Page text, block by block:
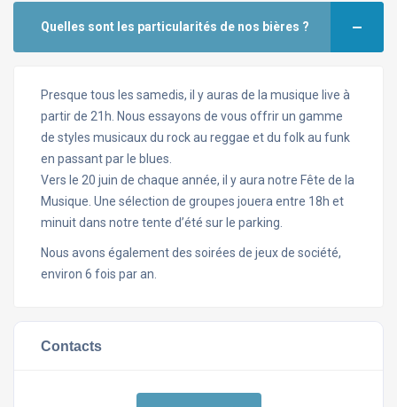
Quelles sont les particularités de nos bières ?
Presque tous les samedis, il y auras de la musique live à
partir de 21h. Nous essayons de vous offrir un gamme
de styles musicaux du rock au reggae et du folk au funk
en passant par le blues.
Vers le 20 juin de chaque année, il y aura notre Fête de la
Musique. Une sélection de groupes jouera entre 18h et
minuit dans notre tente d’été sur le parking.
Nous avons également des soirées de jeux de société,
environ 6 fois par an.
Contacts